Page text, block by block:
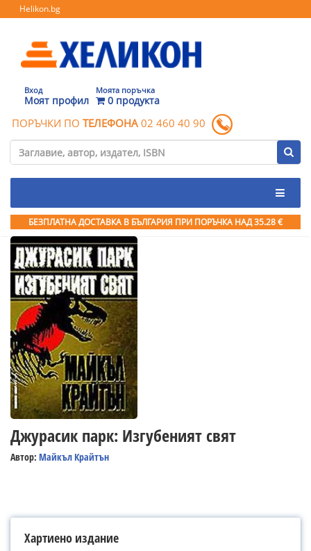
Helikon.bg
Вход
Моят профил
Моята поръчка
0 продукта
ПОРЪЧКИ ПО ТЕЛЕФОНА 02 460 40 90
БЕЗПЛАТНА ДОСТАВКА В БЪЛГАРИЯ ПРИ ПОРЪЧКА НАД 35.28 €
Джурасик парк: Изгубеният свят
Автор: Майкъл Крайтън
Хартиено издание